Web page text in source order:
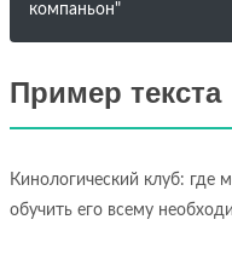
компаньон"
Пример текста
Кинологический клуб: где
обучить его всему